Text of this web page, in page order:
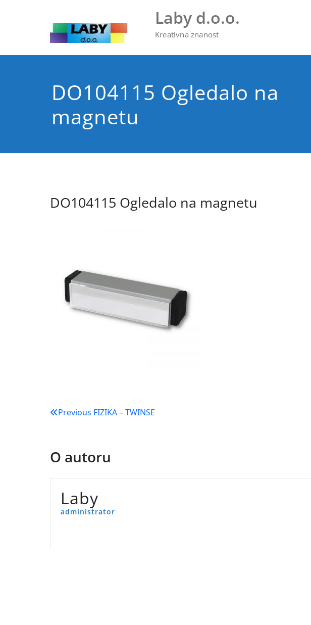
Laby d.o.o.
Kreativna znanost
DO104115 Ogledalo na
magnetu
DO104115 Ogledalo na magnetu
Navigacija
Previous FIZIKA – TWINSE
O autoru
Laby
administrator